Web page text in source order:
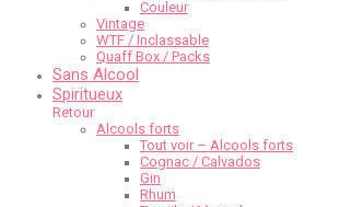
Couleur
Vintage
WTF / Inclassable
Quaff Box / Packs
Sans Alcool
Spiritueux
Retour
Alcools forts
Tout voir – Alcools forts
Cognac / Calvados
Gin
Rhum